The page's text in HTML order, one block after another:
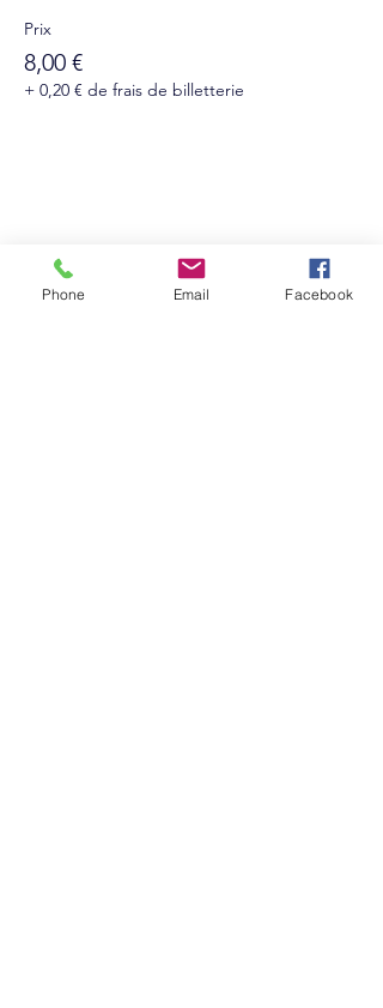
Prix
8,00 €
+ 0,20 € de frais de billetterie
Suivez-nous sur les réseaux sociaux :
Phone Email Facebook